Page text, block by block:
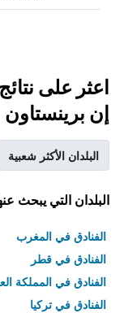
اعثر على
إن برينستاون
البلدان الأكثر شعبية
البلدان التي يبحث
الفنادق في المغرب
الفنادق في قطر
الفنادق في المملكة
الفنادق في تركيا